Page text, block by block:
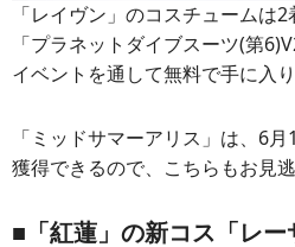
「レイヴン」のコスチュームは
「プラネットダイブスーツ(第
イベントを通して無料で手に入り
「ミッドサマーアリス」は、6
獲得できるので、こちらもお見逃
■「紅蓮」の新コス「レ